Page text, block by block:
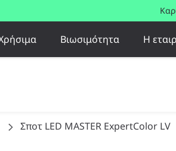
Βιωσιμότητα Η
Σποτ LED MASTER ExpertColor LV